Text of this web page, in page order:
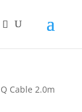
Cable 2.0m